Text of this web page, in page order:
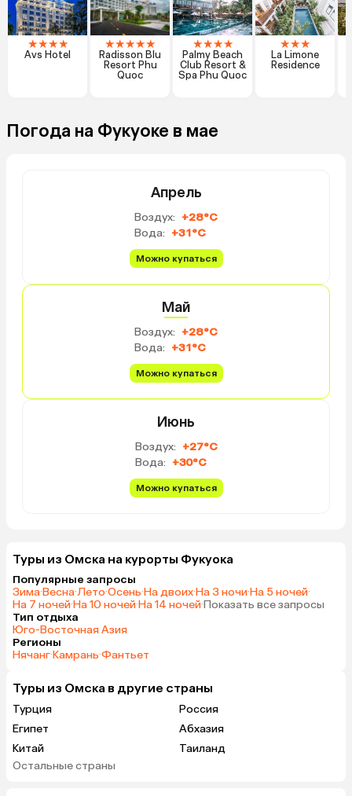
★★★★
Avs Hotel
★★★★★
Radisson Blu
Resort Phu
Quoc
★★★★
Palmy Beach
Club Resort &
Spa Phu Quoc
★★★
La Limone
Residence
Погода на Фукуоке в мае
Апрель
Воздух: +28°C
Вода: +31°C
Можно купаться
Май
Воздух: +28°C
Вода: +31°C
Можно купаться
Июнь
Воздух: +27°C
Вода: +30°C
Можно купаться
Туры из Омска на курорты Фукуока
Популярные запросы
Зима·Весна·Лето·Осень·На двоих·На 3 ночи·На 5 ночей·
На 7 ночей·На 10 ночей·На 14 ночей·Показать все запросы
Тип отдыха
Юго-Восточная Азия
Регионы
Нячанг·Камрань·Фантьет
Туры из Омска в другие страны
Турция
Россия
Египет
Абхазия
Китай
Таиланд
Вьетнам
Остальные страны